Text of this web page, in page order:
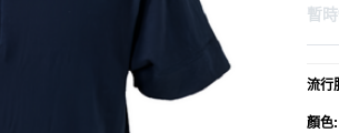
暫
流行
顏色: